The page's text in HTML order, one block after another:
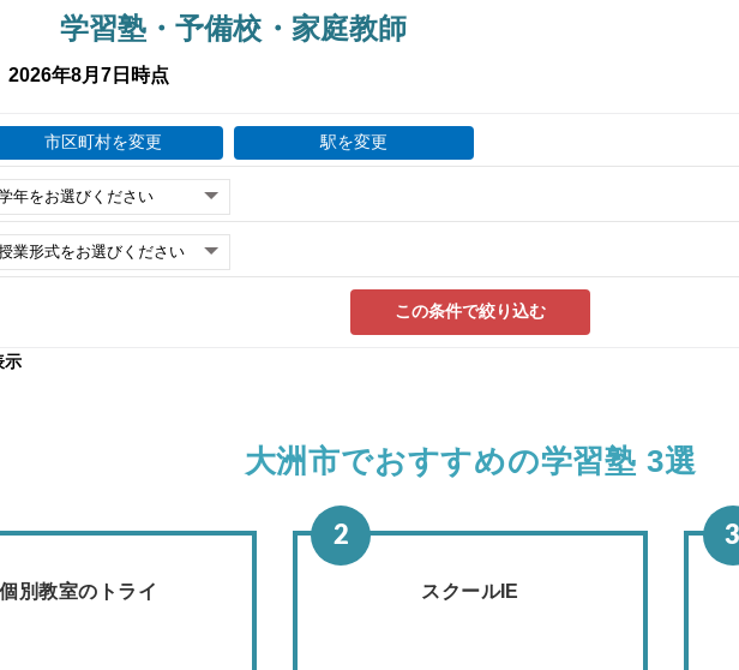
学習塾・予備校・家庭教師
2026年8月7日時点
市区町村を変更 駅を変更
この条件で絞り込む
示
大洲市でおすすめの学習塾 3選
個別教室のトライ スクールIE